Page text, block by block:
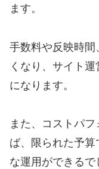
ます。
手数料や反映時
くなり、サイト
になります。
また、コストパ
ば、限られた予
な運用ができるで